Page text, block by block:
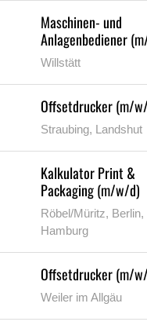
Maschinen- und
Anlagenbediener
Willstätt
Offsetdrucker (m/
Straubing, Landshut
Kalkulator Print &
Packaging (m/w/d)
Röbel/Müritz, Berlin,
Hamburg
Offsetdrucker (m/
Weiler im Allgäu